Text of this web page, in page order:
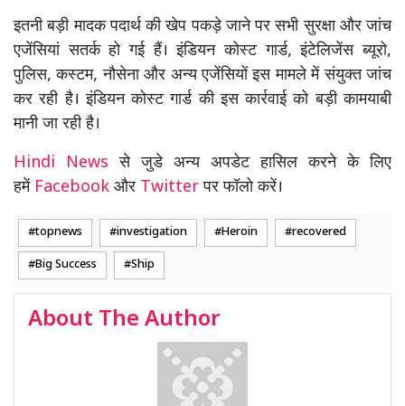
इतनी बड़ी मादक पदार्थ की खेप पकड़े जाने पर सभी सुरक्षा और जांच
एजेंसियां सतर्क हो गई हैं। इंडियन कोस्ट गार्ड, इंटेलिजेंस ब्यूरो,
पुलिस, कस्टम, नौसेना और अन्य एजेंसियों इस मामले में संयुक्त जांच
कर रही है। इंडियन कोस्ट गार्ड की इस कार्रवाई को बड़ी कामयाबी
मानी जा रही है।
Hindi Newsसे जुडे अन्य अपडेट हासिल करने के लिए
हमें Facebook और Twitterपर फॉलो करें।
topnews investigation Heroin recovered
Big Success Ship
About The Author